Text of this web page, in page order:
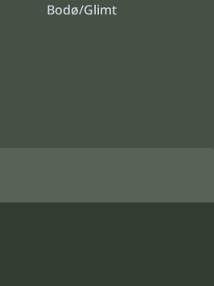
Bodø/Glimt